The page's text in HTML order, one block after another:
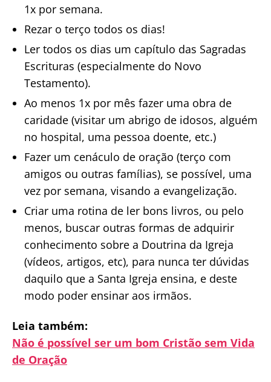
1x por semana.
Rezar o terço todos os dias!
Ler todos os dias um capítulo das Sagradas
Escrituras (especialmente do Novo
Testamento).
Ao menos 1x por mês fazer uma obra de
caridade (visitar um abrigo de idosos, alguém
no hospital, uma pessoa doente, etc.)
Fazer um cenáculo de oração (terço com
amigos ou outras famílias), se possível, uma
vez por semana, visando a evangelização.
Criar uma rotina de ler bons livros, ou pelo
menos, buscar outras formas de adquirir
conhecimento sobre a Doutrina da Igreja
(vídeos, artigos, etc), para nunca ter dúvidas
daquilo que a Santa Igreja ensina, e deste
modo poder ensinar aos irmãos.
Leia também:
Não é possível ser um bom Cristão sem Vida
de Oração